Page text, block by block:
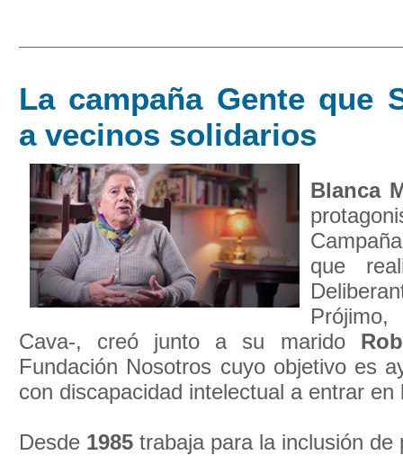
La campaña Gente que
a vecinos solidarios
Blanca
que
Cava-, creó junto a su marido
Fundación Nosotros cuyo objetivo es
con discapacidad intelectual a entrar en
Desde 1985 trabaja para la inclusión de